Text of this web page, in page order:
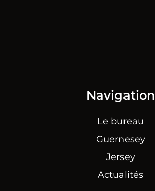
Navigation
Le bureau
Guernesey
Jersey
Actualités